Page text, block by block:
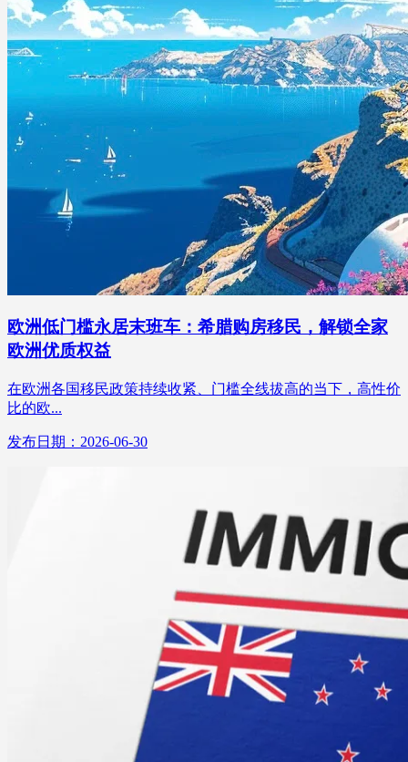
欧洲低门槛永居末班车：希腊购房移民，解锁全家
欧洲优质权益
在欧洲各国移民政策持续收紧、门槛全线拔高的当下，高性价
比的欧...
发布日期：2026-06-30